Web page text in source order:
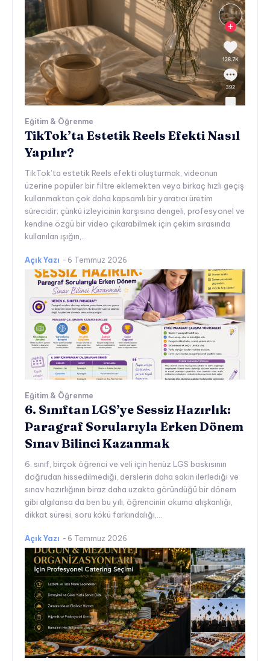
Eğitim & Öğrenme
TikTok’ta Estetik Reels Efekti Nasıl
Yapılır?
TikTok’ta estetik Reels efekti oluşturmak, videonun
üzerine popüler bir filtre eklemekten veya birkaç hızlı geçiş
kullanmaktan çok daha kapsamlı bir yaratıcı üretim
sürecidir; çünkü izleyicinin karşısına dengeli, profesyonel ve
kendine özgü bir video çıkarabilmek için çekim sırasında
kullanılan ışığın,...
Açık Yazı - 6 Temmuz 2026
Eğitim & Öğrenme
6. Sınıftan LGS’ye Sessiz Hazırlık:
Paragraf Sorularıyla Erken Dönem
Sınav Bilinci Kazanmak
6. sınıf, birçok öğrenci ve veli için henüz LGS baskısının
doğrudan hissedilmediği, derslerin daha sakin ilerlediği ve
sınav hazırlığının biraz daha uzakta göründüğü bir dönem
gibi algılansa da ben bu yılı, öğrencinin okuma alışkanlığı,
dikkat süresi, soru kökü farkındalığı,...
Açık Yazı - 6 Temmuz 2026